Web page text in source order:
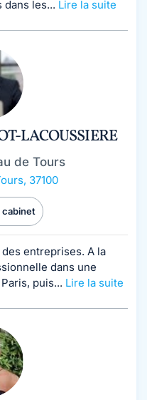
dans les... Lire la suite
LACOUSSIERE
de Tours
37100
entreprises. A la
dans une
puis... Lire la suite